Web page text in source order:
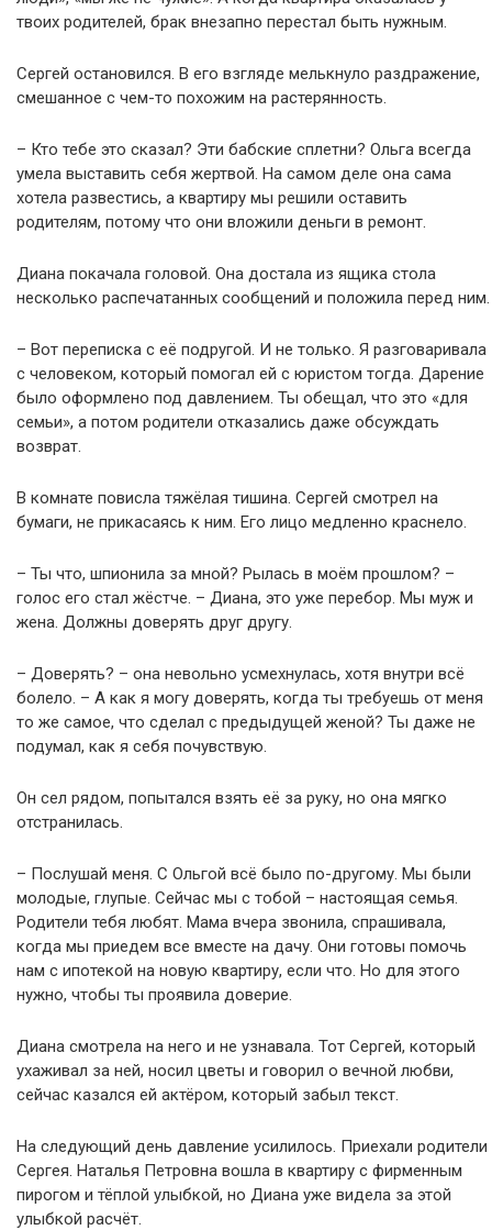
твоих родителей, брак внезапно перестал быть нужным.
Сергей остановился. В его взгляде мелькнуло раздражение,
смешанное с чем-то похожим на растерянность.
– Кто тебе это сказал? Эти бабские сплетни? Ольга всегда
умела выставить себя жертвой. На самом деле она сама
хотела развестись, а квартиру мы решили оставить
родителям, потому что они вложили деньги в ремонт.
Диана покачала головой. Она достала из ящика стола
несколько распечатанных сообщений и положила перед ним.
– Вот переписка с её подругой. И не только. Я разговаривала
с человеком, который помогал ей с юристом тогда. Дарение
было оформлено под давлением. Ты обещал, что это «для
семьи», а потом родители отказались даже обсуждать
возврат.
В комнате повисла тяжёлая тишина. Сергей смотрел на
бумаги, не прикасаясь к ним. Его лицо медленно краснело.
– Ты что, шпионила за мной? Рылась в моём прошлом? –
голос его стал жёстче. – Диана, это уже перебор. Мы муж и
жена. Должны доверять друг другу.
– Доверять? – она невольно усмехнулась, хотя внутри всё
болело. – А как я могу доверять, когда ты требуешь от меня
то же самое, что сделал с предыдущей женой? Ты даже не
подумал, как я себя почувствую.
Он сел рядом, попытался взять её за руку, но она мягко
отстранилась.
– Послушай меня. С Ольгой всё было по-другому. Мы были
молодые, глупые. Сейчас мы с тобой – настоящая семья.
Родители тебя любят. Мама вчера звонила, спрашивала,
когда мы приедем все вместе на дачу. Они готовы помочь
нам с ипотекой на новую квартиру, если что. Но для этого
нужно, чтобы ты проявила доверие.
Диана смотрела на него и не узнавала. Тот Сергей, который
ухаживал за ней, носил цветы и говорил о вечной любви,
сейчас казался ей актёром, который забыл текст.
На следующий день давление усилилось. Приехали родители
Сергея. Наталья Петровна вошла в квартиру с фирменным
пирогом и тёплой улыбкой, но Диана уже видела за этой
улыбкой расчёт.